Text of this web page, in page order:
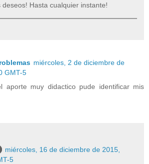
deseos! Hasta cualquier instante!
miércoles, 2 de diciembre de
GMT-5
aporte muy didactico pude identificar mis
miércoles, 16 de diciembre de 2015,
5